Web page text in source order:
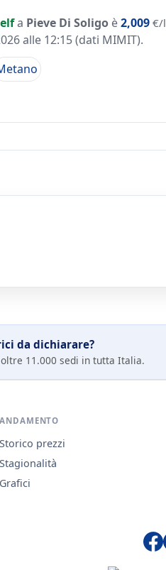
a Pieve Di Soligo è2,009 €/l
alle 12:15(dati MIMIT).
da dichiarare?
11.000 sedi in tutta Italia.
ANDAMENTO
Storico prezzi
Stagionalità
Grafici